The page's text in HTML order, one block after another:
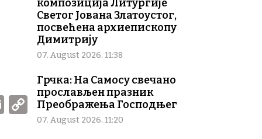
E
m
C
o
композиција Литургије
Светог Јована Златоустог,
посвећена архиепископу
Димитрију
07. August 2026. 11:38
Грчка: На Самосу свечано
прослављен празник
Преображења Господњег
07. August 2026. 11:20